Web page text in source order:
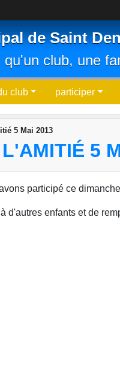
de Saint
club, une
club participer
5 Mai 2013
5
participé ce
d'autres enfants et de